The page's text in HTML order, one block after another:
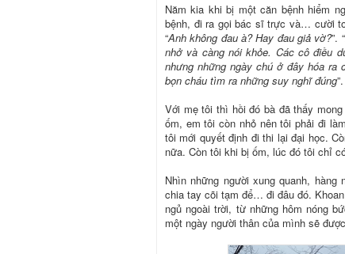
Năm kia khi bị một căn bệnh hiểm
bệnh, đi ra gọi bác sĩ trực và… cười
“Anh không đau à? Hay đau giả vờ?”. “
nhở và càng nói khỏe. Các cô điều
nhưng những ngày chú ở đây hóa ra
bọn cháu tìm ra những suy nghĩ đúng”.
Với mẹ tôi thì hồi đó bà đã thấy
ốm, em tôi còn nhỏ nên tôi phải đi
tôi mới quyết định đi thi lại đại học.
nữa. Còn tôi khi bị ốm, lúc đó tôi chỉ
Nhìn những người xung quanh,
chia tay cõi tạm để… đi đâu đó.
ngủ ngoài trời, từ những hôm nóng
một ngày người thân của mình sẽ